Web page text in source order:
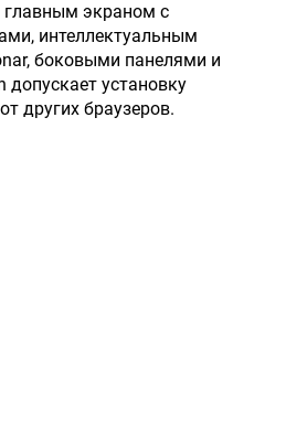
экраном с
интеллектуальным
боковыми панелями и
установку
других браузеров.